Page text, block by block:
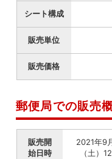
シート構成
販売単位
販売価格
郵便局での販売
販売開
始日時
2021年9
（土）